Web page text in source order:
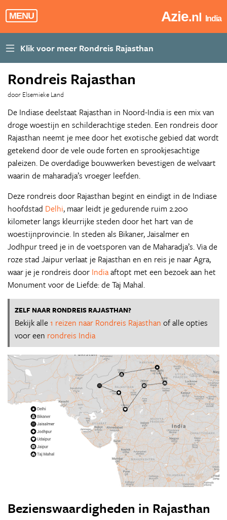
MENU Azie.nl India
Rondreis Rajasthan
door Elsemieke Land
De Indiase deelstaat Rajasthan in Noord-India is een mix van
droge woestijn en schilderachtige steden. Een rondreis door
Rajasthan neemt je mee door het exotische gebied dat wordt
getekend door de vele oude forten en sprookjesachtige
paleizen. De overdadige bouwwerken bevestigen de welvaart
waarin de maharadja’s vroeger leefden.
Deze rondreis door Rajasthan begint en eindigt in de Indiase
hoofdstad Delhi, maar leidt je gedurende ruim 2.200
kilometer langs kleurrijke steden door het hart van de
woestijnprovincie. In steden als Bikaner, Jaisalmer en
Jodhpur treed je in de voetsporen van de Maharadja’s. Via de
roze stad Jaipur verlaat je Rajasthan en en reis je naar Agra,
waar je je rondreis door Indiaaftopt met een bezoek aan het
Monument voor de Liefde: de Taj Mahal.
ZELF NAAR RONDREIS RAJASTHAN?
Bekijk alle1 reizen naar Rondreis Rajasthan of alle opties
voor een rondreis India
Bezienswaardigheden in Rajasthan